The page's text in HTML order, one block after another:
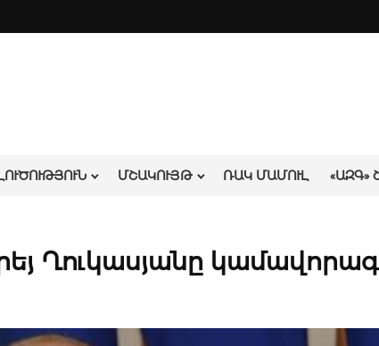
ՄՇԱԿՈՒՅԹ ՌԱԿ ՄԱՄՈՒԼ
Ղուկասյանը